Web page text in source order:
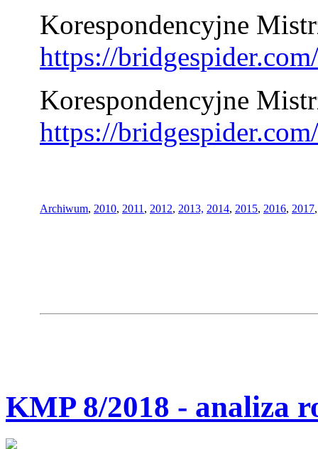
Korespondencyjne
https://
Korespondencyjne
https://
Archiwum, 2010, 2011 , 2012, 2013, 2014, 2015, 2016, 2017
KMP 8/2018 - analiza